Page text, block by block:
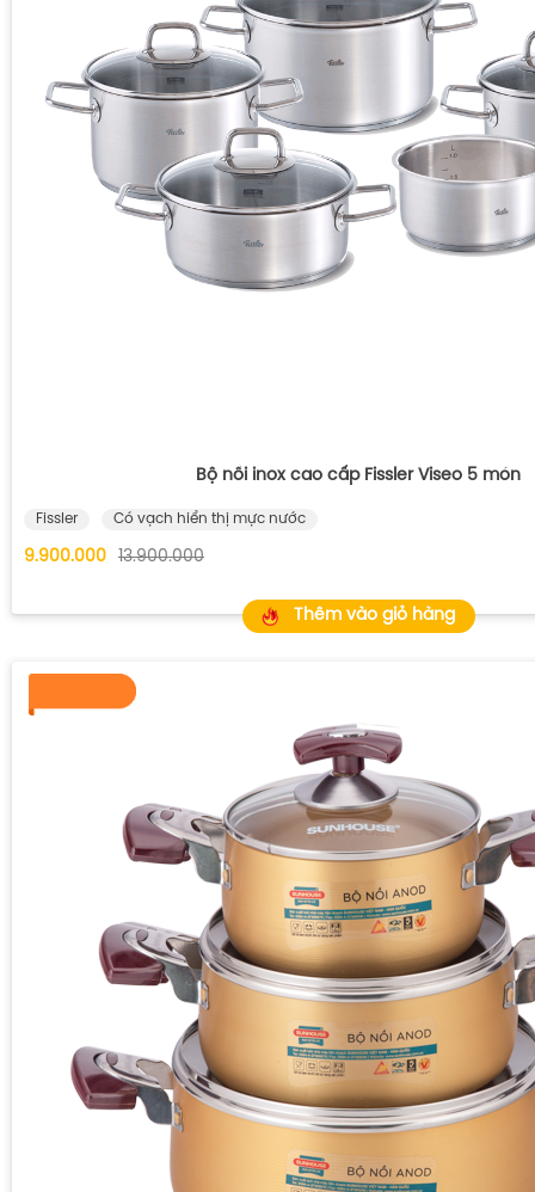
Bộ nồi inox cao cấp Fissler Viseo 5 món
Fissler Có vạch hiển thị mực nước
9.900.000 13.900.000
Thêm vào giỏ hàng